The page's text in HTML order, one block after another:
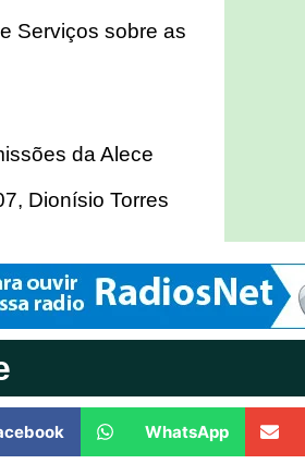
Serviços sobre as
da Alece
Dionísio Torres
WhatsApp